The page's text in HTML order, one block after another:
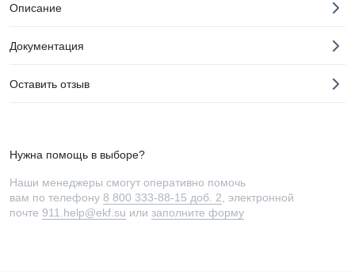
Описание
Документация
Оставить отзыв
Нужна помощь в выборе?
Наши менеджеры смогут оперативно помочь
вам по телефону 8 800 333-88-15 доб. 2 , электронной
почте 911.help@ekf.su или заполните форму